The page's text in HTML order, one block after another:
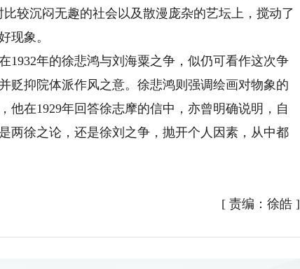
较沉闷无趣的社会以及散漫庞杂的艺坛上，搅动了
现象。
年的徐悲鸿与刘海粟之争，似仍可看作这次争
贬抑院体派作风之意。徐悲鸿则强调绘画对物象的
他在1929年回答徐志摩的信中，亦曾明确说明，自
两徐之论，还是徐刘之争，抛开个人因素，从中都
[ 责编：徐皓]